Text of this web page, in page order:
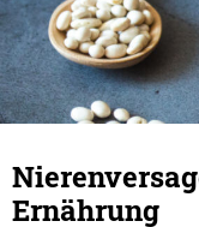
Ernährung